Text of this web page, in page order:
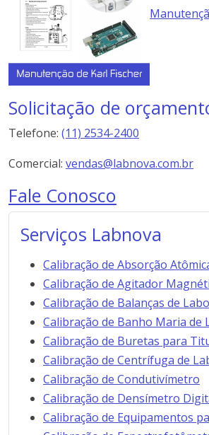
Solicitação de
Telefone: (11) 2534-2400
Comercial: vendas@labnova.com.br
Fale Conosco
Serviços Labnova
Calibração de Absorção
Calibração de Agitador
Calibração de Balanças de
Calibração de Banho Maria de
Calibração de Buretas para
Calibração de Centrífuga de
Calibração de Condutivímetro
Calibração de Densímetro
Calibração de Equipamentos